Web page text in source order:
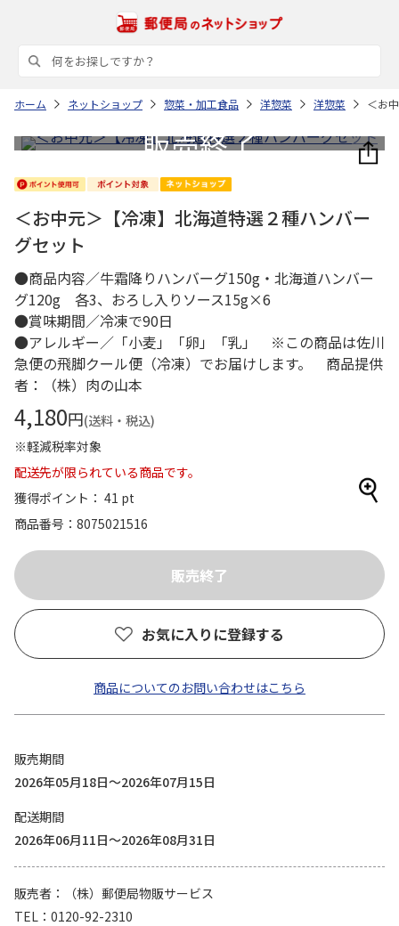
ホーム ネットショップ 惣菜・加工食品 洋惣菜 洋惣菜 ＜お
＜お中元＞【冷凍】北海道特選２種ハンバー
グセット
●商品内容／牛霜降りハンバーグ150g・北海道ハンバー
グ120g 各3、おろし入りソース15g×6
●賞味期間／冷凍で90日
●アレルギー／「小麦」「卵」「乳」 ※この商品は佐川
急便の飛脚クール便（冷凍）でお届けします。 商品提供
者：（株）肉の山本
4,180円(送料・税込)
※軽減税率対象
配送先が限られている商品です。
獲得ポイント： 41 pt
商品番号
8075021516
お気に入りに登録する
商品についてのお問い合わせはこちら
販売期間
2026年05月18日～2026年07月15日
配送期間
2026年06月11日～2026年08月31日
販売者
（株）郵便局物販サービス
TEL
0120-92-2310